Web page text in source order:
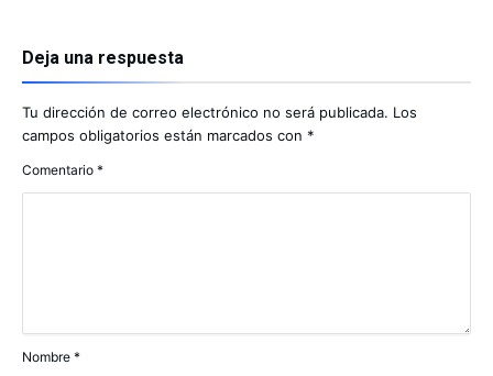
Deja una respuesta
Tu dirección de correo electrónico no será publicada. Los
campos obligatorios están marcados con *
Comentario *
Nombre *